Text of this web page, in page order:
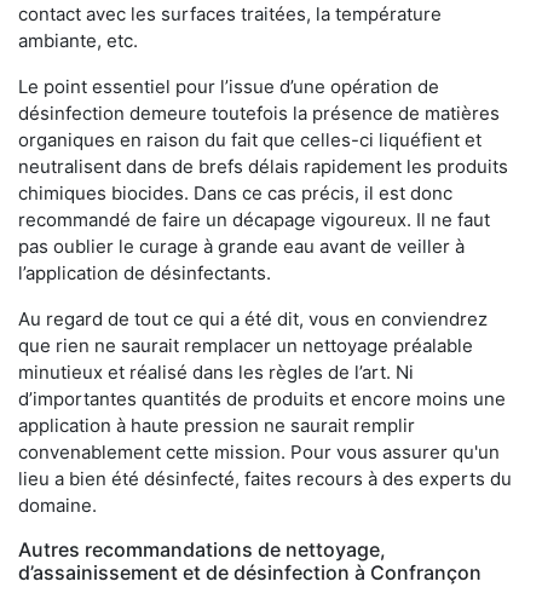
contact avec les surfaces traitées, la température
ambiante, etc.
Le point essentiel pour l’issue d’une opération de
désinfection demeure toutefois la présence de matières
organiques en raison du fait que celles-ci liquéfient et
neutralisent dans de brefs délais rapidement les produits
chimiques biocides. Dans ce cas précis, il est donc
recommandé de faire un décapage vigoureux. Il ne faut
pas oublier le curage à grande eau avant de veiller à
l’application de désinfectants.
Au regard de tout ce qui a été dit, vous en conviendrez
que rien ne saurait remplacer un nettoyage préalable
minutieux et réalisé dans les règles de l’art. Ni
d’importantes quantités de produits et encore moins une
application à haute pression ne saurait remplir
convenablement cette mission. Pour vous assurer qu'un
lieu a bien été désinfecté, faites recours à des experts du
domaine.
Autres recommandations de nettoyage,
d’assainissement et de désinfection à Confrançon